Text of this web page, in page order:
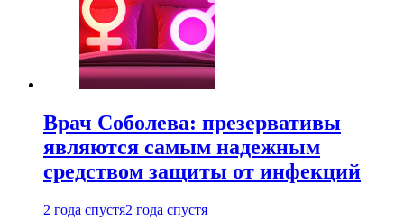
Врач Соболева: презервативы
являются самым надежным
средством защиты от инфекций
2 года спустя2 года спустя